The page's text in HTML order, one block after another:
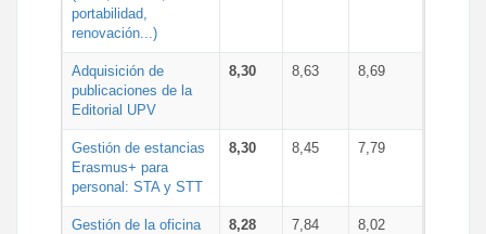
portabilidad,
renovación...)
Adquisición de
publicaciones de la
Editorial UPV
8,30 8,63 8,69
Gestión de estancias
Erasmus+ para
personal: STA y STT
8,30 8,45 7,79
Gestión de la oficina
8,28 7,84 8,02